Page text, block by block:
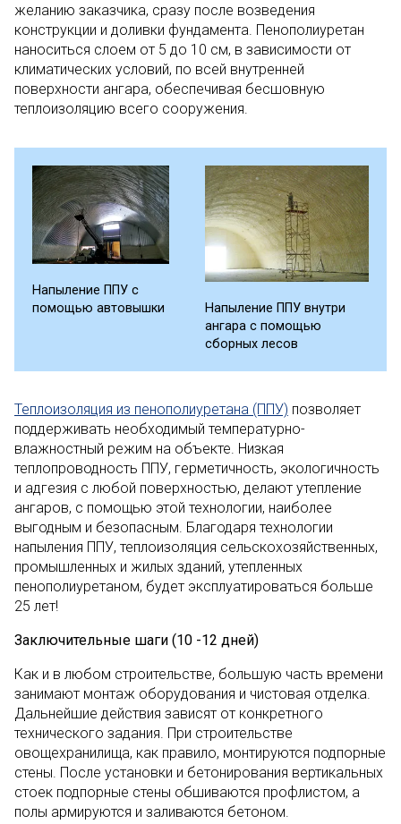
желанию заказчика, сразу после возведения
конструкции и доливки фундамента. Пенополиуретан
наноситься слоем от 5 до 10 см, в зависимости от
климатических условий, по всей внутренней
поверхности ангара, обеспечивая бесшовную
теплоизоляцию всего сооружения.
Напыление ППУ с
помощью автовышки
Напыление ППУ внутри
ангара с помощью
сборных лесов
Теплоизоляция из пенополиуретана (ППУ) позволяет
поддерживать необходимый температурно-
влажностный режим на объекте. Низкая
теплопроводность ППУ, герметичность, экологичность
и адгезия с любой поверхностью, делают утепление
ангаров, с помощью этой технологии, наиболее
выгодным и безопасным. Благодаря технологии
напыления ППУ, теплоизоляция сельскохозяйственных,
промышленных и жилых зданий, утепленных
пенополиуретаном, будет эксплуатироваться больше
25 лет!
Заключительные шаги (10 -12 дней)
Как и в любом строительстве, большую часть времени
занимают монтаж оборудования и чистовая отделка.
Дальнейшие действия зависят от конкретного
технического задания. При строительстве
овощехранилища, как правило, монтируются подпорные
стены. После установки и бетонирования вертикальных
стоек подпорные стены обшиваются профлистом, а
полы армируются и заливаются бетоном.